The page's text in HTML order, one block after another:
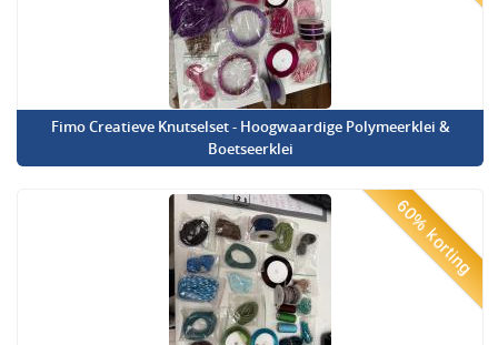
Fimo Creatieve Knutselset - Hoogwaardige Polymeerklei &
Boetseerklei
60% korting